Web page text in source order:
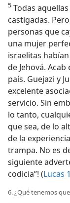
5 Todas
castigadas.
personas que
una mujer
israelitas
de Jehová.
país. Guejazi y
excelente
servicio. Sin
lo tanto,
que sea, de lo
de la
trampa. No es
siguiente
codicia”! (Lucas
6. ¿Qué tenemos